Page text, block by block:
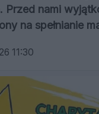
Przed nami
na spełnianie
11:30